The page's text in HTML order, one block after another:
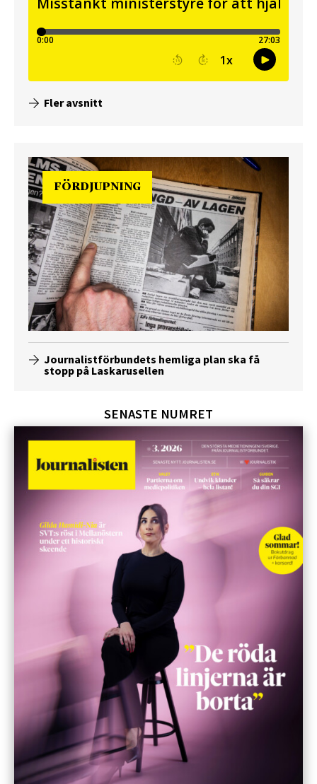
Fler avsnitt
FÖRDJUPNING
Journalistförbundets hemliga plan ska få
stopp på Laskarusellen
SENASTE NUMRET